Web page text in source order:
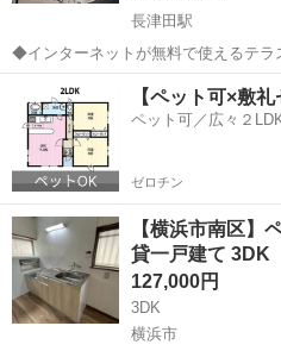
長津田駅
◆インターネットが無料で使えるテ
収納付き、振り分けタイプの間取り
神奈川 長津田駅 一戸
【ペット可×敷
ペット可／広々２
ゼロチン
【横浜市南区】
貸一戸建て 3DK
127,000円
3DK
横浜市